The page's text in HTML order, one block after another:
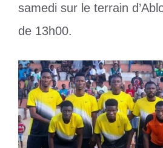
samedi sur le terrain
de 13h00.